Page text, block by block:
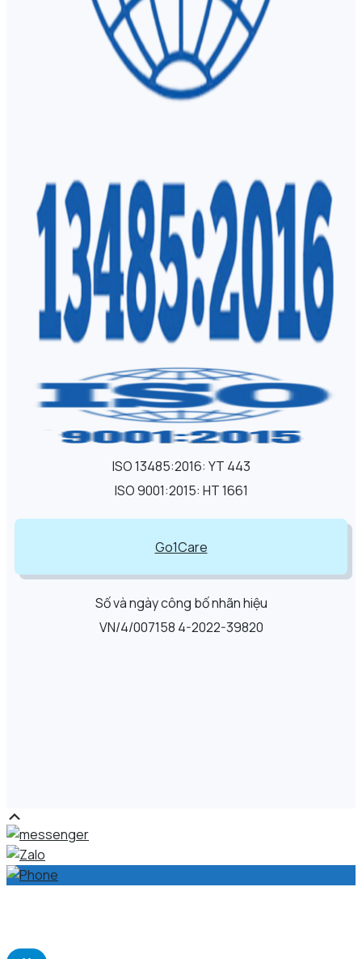
ISO 13485:2016: YT 443
ISO 9001:2015: HT 1661
Go1Care
Số và ngày công bố nhãn hiệu
VN/4/007158 4-2022-39820